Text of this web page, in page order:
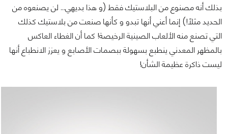
بذلك أنه مصنوع من البلاستيك فقط (و هذا بديهي... لن يصنعوه من
الحديد مثلاً!) إنما أعني أنها تبدو و كأنها صنعت من بلاستيك كذلك
التي تصنع منه الألعاب الصينية الرخيصة! كما أن الغطاء العاكس
بالمظهر المعدني ينطبع بسهولة ببصمات الأصابع و يعزز الانطباع أنها
ليست ذاكرة عظيمة الشأن!